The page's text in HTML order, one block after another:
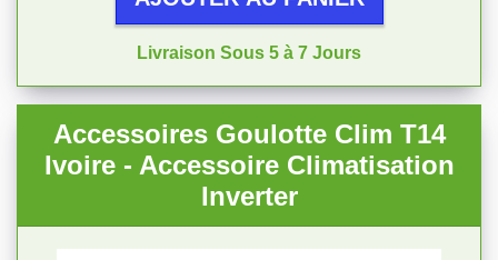
Livraison Sous 5 à 7 Jours
Accessoires Goulotte Clim T14
Ivoire - Accessoire Climatisation
Inverter